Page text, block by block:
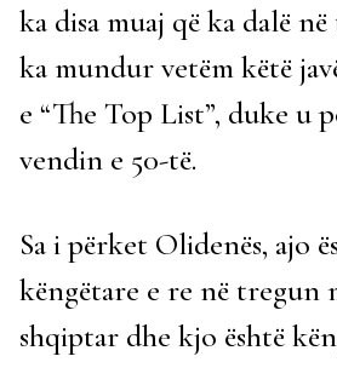
ka disa muaj që ka dalë
ka mundur vetëm këtë
e “The Top List”, duke u
vendin e 50-të.
Sa i përket Olidenës, ajo
këngëtare e re në tregun
shqiptar dhe kjo është